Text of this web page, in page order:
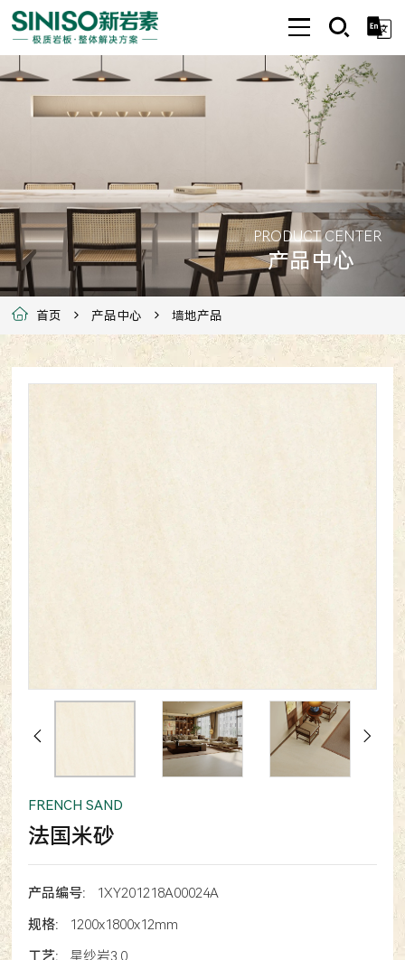
PRODUCT CENTER
产品中心
首页 产品中心 墙地产品
FRENCH SAND
法国米砂
产品编号:
1XY201218A00024A
规格:
1200x1800x12mm
工艺:
星纱岩3.0